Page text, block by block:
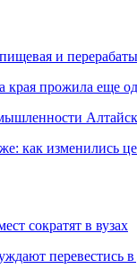
и
прожила еще
как изменились
сократят в вузах
перевестись